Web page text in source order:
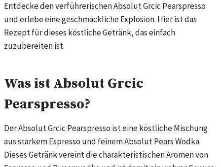
Entdecke den verführerischen Absolut Grcic Pearspresso
und erlebe eine geschmackliche Explosion. Hier ist das
Rezept für dieses köstliche Getränk, das einfach
zuzubereiten ist.
Was ist Absolut Grcic
Pearspresso?
Der Absolut Grcic Pearspresso ist eine köstliche Mischung
aus starkem Espresso und feinem Absolut Pears Wodka.
Dieses Getränk vereint die charakteristischen Aromen von